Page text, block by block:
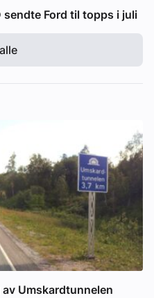
sendte Ford til topps i juli
Umskardtunnelen